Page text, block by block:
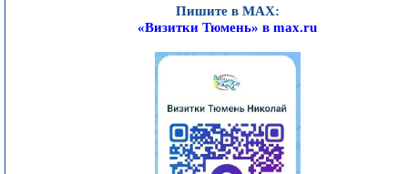
Пишите в MAX:
«Визитки Тюмень» в max.ru